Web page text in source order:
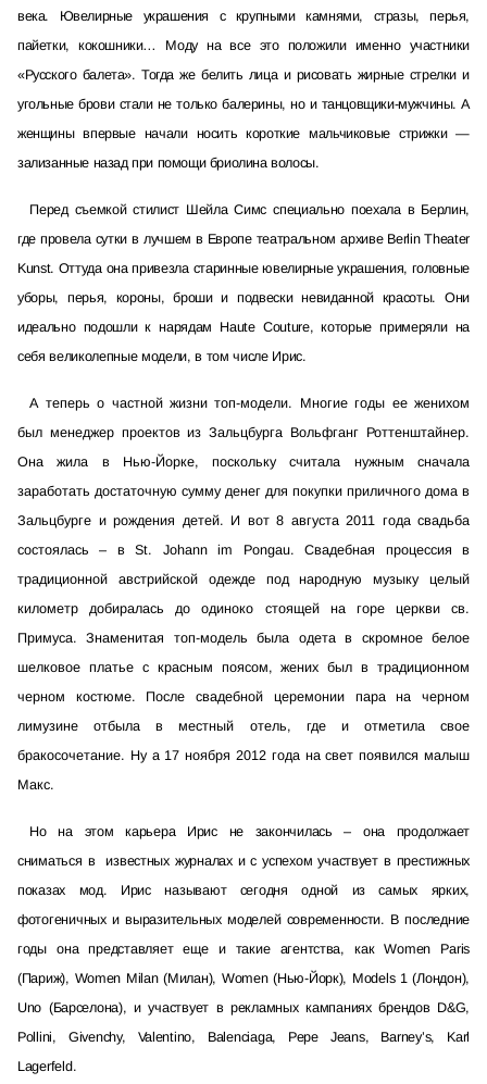
века. Ювелирные украшения с крупными камнями, стразы, перья,
пайетки, кокошники… Моду на все это положили именно участники
«Русского балета». Тогда же белить лица и рисовать жирные стрелки и
угольные брови стали не только балерины, но и танцовщики-мужчины. А
женщины впервые начали носить короткие мальчиковые стрижки —
зализанные назад при помощи бриолина волосы.
Перед съемкой стилист Шейла Симс специально поехала в Берлин,
где провела сутки в лучшем в Европе театральном архиве Berlin Theater
Kunst. Оттуда она привезла старинные ювелирные украшения, головные
уборы, перья, короны, броши и подвески невиданной красоты. Они
идеально подошли к нарядам Haute Couture, которые примеряли на
себя великолепные модели, в том числе Ирис.
А теперь о частной жизни топ-модели. Многие годы ее женихом
был менеджер проектов из Зальцбурга Вольфганг Роттенштайнер.
Она жила в Нью-Йорке, поскольку считала нужным сначала
заработать достаточную сумму денег для покупки приличного дома в
Зальцбурге и рождения детей. И вот 8 августа 2011 года свадьба
состоялась – в St. Johann im Pongau. Свадебная процессия в
традиционной австрийской одежде под народную музыку целый
километр добиралась до одиноко стоящей на горе церкви св.
Примуса. Знаменитая топ-модель была одета в скромное белое
шелковое платье с красным поясом, жених был в традиционном
черном костюме. После свадебной церемонии пара на черном
лимузине отбыла в местный отель, где и отметила свое
бракосочетание. Ну а 17 ноября 2012 года на свет появился малыш
Макс.
Но на этом карьера Ирис не закончилась – она продолжает
сниматься в известных журналах и с успехом участвует в престижных
показах мод. Ирис называют сегодня одной из самых ярких,
фотогеничных и выразительных моделей современности. В последние
годы она представляет еще и такие агентства, как Women Paris
(Париж), Women Milan (Милан), Women (Нью-Йорк), Models 1 (Лондон),
Uno (Барселона), и участвует в рекламных кампаниях брендов D&G,
Pollini, Givenchy, Valentino, Balenciaga, Pepe Jeans, Barney’s, Karl
Lagerfeld.